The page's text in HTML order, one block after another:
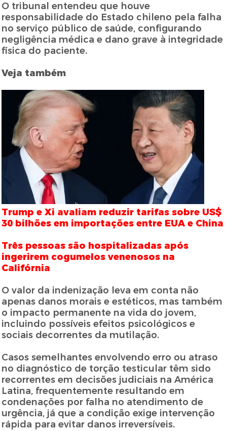
O tribunal entendeu que houve
responsabilidade do Estado chileno pela falha
no serviço público de saúde, configurando
negligência médica e dano grave à integridade
física do paciente.
Veja também
Trump e Xi avaliam reduzir tarifas sobre US$
30 bilhões em importações entre EUA e China
Três pessoas são hospitalizadas após
ingerirem cogumelos venenosos na
Califórnia
O valor da indenização leva em conta não
apenas danos morais e estéticos, mas também
o impacto permanente na vida do jovem,
incluindo possíveis efeitos psicológicos e
sociais decorrentes da mutilação.
Casos semelhantes envolvendo erro ou atraso
no diagnóstico de torção testicular têm sido
recorrentes em decisões judiciais na América
Latina, frequentemente resultando em
condenações por falha no atendimento de
urgência, já que a condição exige intervenção
rápida para evitar danos irreversíveis.